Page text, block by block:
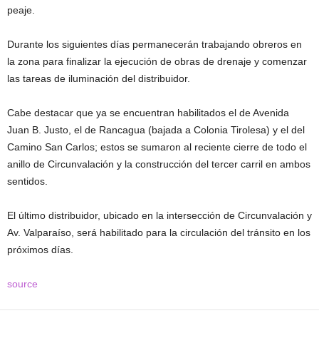
peaje.
Durante los siguientes días permanecerán trabajando obreros en
la zona para finalizar la ejecución de obras de drenaje y comenzar
las tareas de iluminación del distribuidor.
Cabe destacar que ya se encuentran habilitados el de Avenida
Juan B. Justo, el de Rancagua (bajada a Colonia Tirolesa) y el del
Camino San Carlos; estos se sumaron al reciente cierre de todo el
anillo de Circunvalación y la construcción del tercer carril en ambos
sentidos.
El último distribuidor, ubicado en la intersección de Circunvalación y
Av. Valparaíso, será habilitado para la circulación del tránsito en los
próximos días.
source